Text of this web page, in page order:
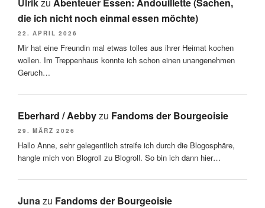
die ich nicht noch einmal essen möchte)
22. APRIL 2026
Mir hat eine Freundin mal etwas tolles aus ihrer Heimat kochen
wollen. Im Treppenhaus konnte ich schon einen unangenehmen
Geruch…
Eberhard / Aebbyzu Fandoms der Bourgeoisie
29. MÄRZ 2026
Hallo Anne, sehr gelegentlich streife ich durch die Blogosphäre,
hangle mich von Blogroll zu Blogroll. So bin ich dann hier…
Juna zu Fandoms der Bourgeoisie